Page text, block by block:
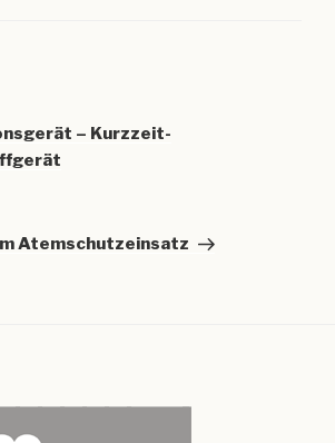
– Kurzzeit-
Atemschutzeinsatz